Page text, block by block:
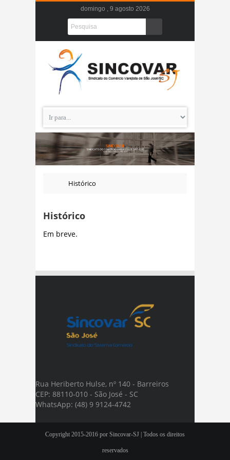
domingo , 9 agosto 2026
Histórico
Histórico
Em breve.
Rua Heriberto Hulse, nº 140 - Barreiros
CEP: 88110-010 - São José - SC
WhatsApp: (48) 9 9124-4742
Copyright 2015-2016 por Sincovar-SJ | Todos os direitos
reservados